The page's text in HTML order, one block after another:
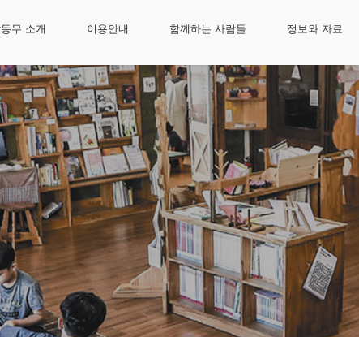
무 소개 이용안내 함께하는 사람들 정보와 자료